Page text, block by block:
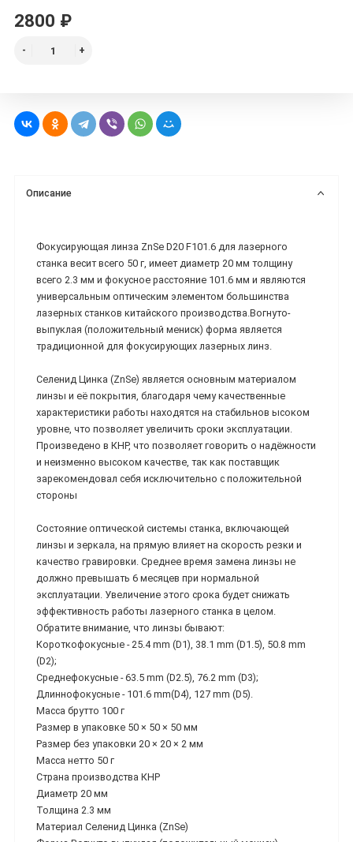
2800 ₽
Описание
Фокусирующая линза ZnSe D20 F101.6 для лазерного
станка весит всего 50 г, имеет диаметр 20 мм толщину
всего 2.3 мм и фокусное расстояние 101.6 мм и являются
универсальным оптическим элементом большинства
лазерных станков китайского производства.Вогнуто-
выпуклая (положительный мениск) форма является
традиционной для фокусирующих лазерных линз.
Селенид Цинка (ZnSe) является основным материалом
линзы и её покрытия, благодаря чему качественные
характеристики работы находятся на стабильнов ысоком
уровне, что позволяет увеличить сроки эксплуатации.
Произведено в КНР, что позволяет говорить о надёжности
и неизменно высоком качестве, так как поставщик
зарекомендовал себя исключительно с положительной
стороны
Состояние оптической системы станка, включающей
линзы и зеркала, на прямую влияет на скорость резки и
качество гравировки. Среднее время замена линзы не
должно превышать 6 месяцев при нормальной
эксплуатации. Увеличение этого срока будет снижать
эффективность работы лазерного станка в целом.
Обратите внимание, что линзы бывают:
Короткофокусные - 25.4 mm (D1), 38.1 mm (D1.5), 50.8 mm
(D2);
Среднефокусные - 63.5 mm (D2.5), 76.2 mm (D3);
Длиннофокусные - 101.6 mm(D4), 127 mm (D5).
Масса брутто 100 г
Размер в упаковке 50 × 50 × 50 мм
Размер без упаковки 20 × 20 × 2 мм
Масса нетто 50 г
Страна производства КНР
Диаметр 20 мм
Толщина 2.3 мм
Материал Селенид Цинка (ZnSe)